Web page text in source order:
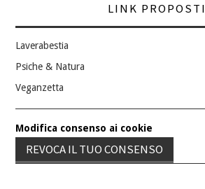
LINK PROPOSTI
Laverabestia
Psiche & Natura
Veganzetta
Modifica consenso ai cookie
REVOCA IL TUO CONSENSO